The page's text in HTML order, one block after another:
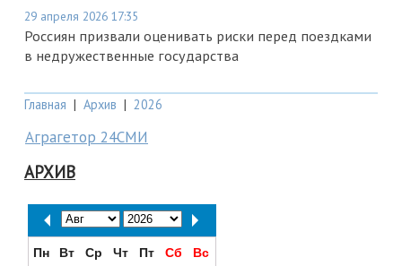
29 апреля 2026 17:35
Россиян призвали оценивать риски перед поездками
в недружественные государства
Главная | Архив | 2026
Аграгетор 24СМИ
АРХИВ
Пн Вт Ср Чт Пт Сб
Вс